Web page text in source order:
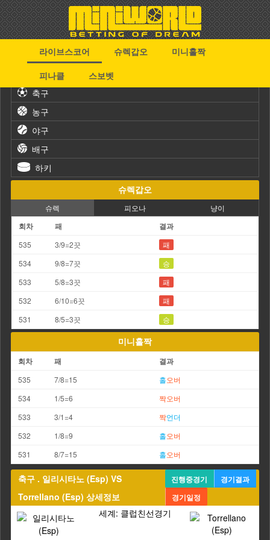
라이브스코어 슈렉갑오
미니홀짝
피나클
스보벳
축구
농구
야구
배구
하키
슈렉갑오
슈렉 피오나 냥이
회차 패 결과
535 3/9=2끗
패
534
9/8=7끗
승
533
5/8=3끗
패
532
6/10=6끗
패
531
8/5=3끗 승
미니홀짝
회차 패 결과
535 7/8=15 홀오버
534
1/5=6 짝오버
533
3/1=4 짝언더
532
1/8=9 홀오버
531
8/7=15 홀오버
축구 . 일리시타노 (Esp) VS
Torrellano (Esp) 상세정보
진행중경기
경기결과
경기일정
세계: 클럽친선경기